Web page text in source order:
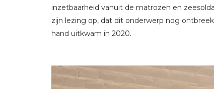
inzetbaarheid vanuit de matrozen en
zijn lezing op, dat dit onderwerp nog
hand uitkwam in 2020.